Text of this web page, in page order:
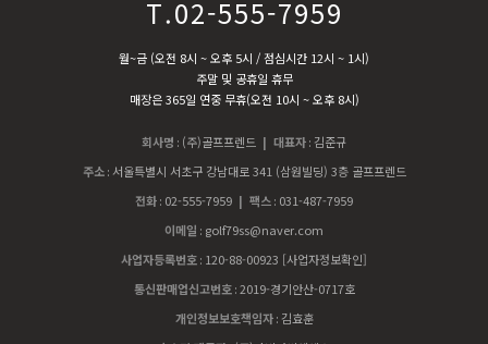
T.02-555-7959
월~금 (오전 8시 ~ 오후 5시 / 점심시간 12시 ~ 1시)
주말 및 공휴일 휴무
매장은 365일 연중 무휴(오전 10시 ~ 오후 8시)
회사명 : (주)골프프렌드 | 대표자: 김준규
주소 : 서울특별시 서초구 강남대로 341 (삼원빌딩) 3층 골프프렌드
전화: 02-555-7959 | 팩스: 031-487-7959
이메일 : golf79ss@naver.com
사업자등록번호: 120-88-00923 [사업자정보확인]
통신판매업신고번호 :2019-경기안산-0717호
개인정보보호책임자 : 김효훈